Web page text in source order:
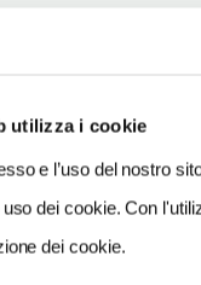
utilizza i cookie
e l’uso del nostro
dei cookie. Con
dei cookie.
480 - 13813